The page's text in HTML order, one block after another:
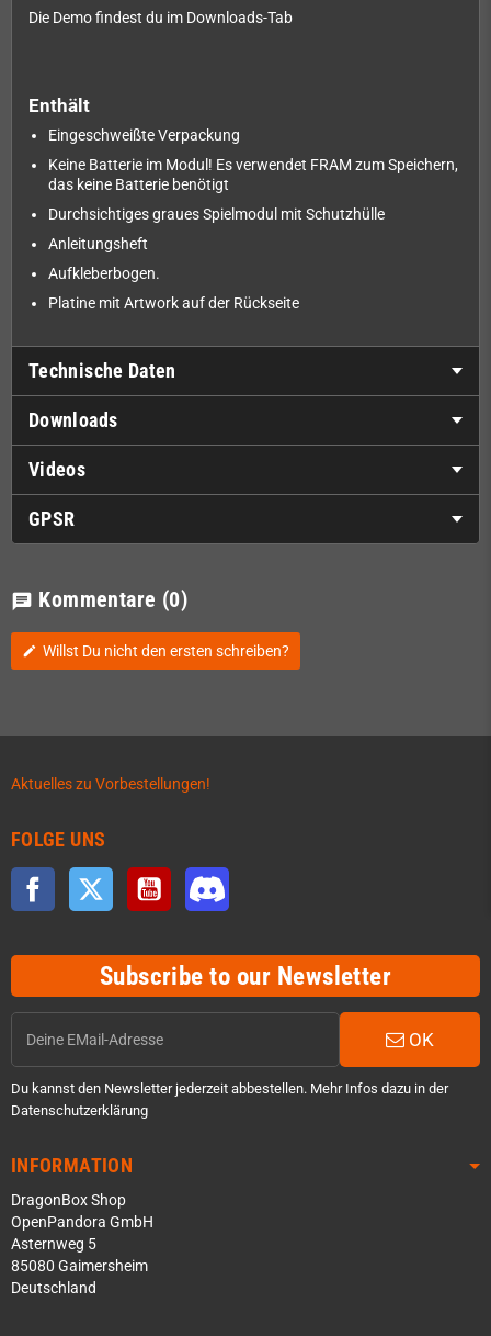
Die Demo findest du im Downloads-Tab
Enthält
Eingeschweißte Verpackung
Keine Batterie im Modul! Es verwendet FRAM zum Speichern,
das keine Batterie benötigt
Durchsichtiges graues Spielmodul mit Schutzhülle
Anleitungsheft
Aufkleberbogen.
Platine mit Artwork auf der Rückseite
Technische Daten
Downloads
Videos
GPSR
chat Kommentare (0)
edit Willst Du nicht den ersten schreiben?
Aktuelles zu Vorbestellungen!
FOLGE UNS
Facebook Twitter YouTube
Subscribe to our Newsletter
OK
Du kannst den Newsletter jederzeit abbestellen. Mehr Infos dazu in der
Datenschutzerklärung
INFORMATION
DragonBox Shop
OpenPandora GmbH
Asternweg 5
85080 Gaimersheim
Deutschland